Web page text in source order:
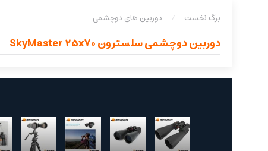
برگ نخست دوربین های دوچشمی
دوربین دوچشمی سلسترون SkyMaster 25x70